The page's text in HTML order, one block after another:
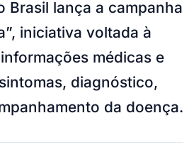
Brasil lança a campanha
iniciativa voltada à
médicas e
diagnóstico,
da doença.